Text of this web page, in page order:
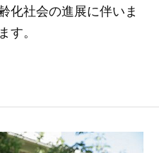
化社会の進展に伴いま
す。